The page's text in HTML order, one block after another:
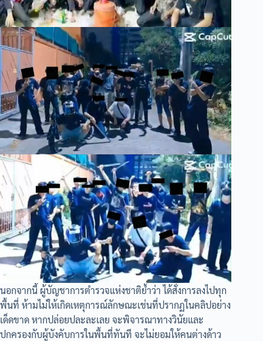
นอกจากนี้ ผู้บัญชาการตำรวจแห่งชาติย้ำว่า ได้สั่งการลงไปทุก
พื้นที่ ห้ามไม่ให้เกิดเหตุการณ์ลักษณะเช่นที่ปรากฏในคลิปอย่าง
เด็ดขาด หากปล่อยปละละเลย จะพิจารณาทางวินัยและ
ปกครองกับผู้บังคับการในพื้นที่ทันที จะไม่ยอมให้คนต่างด้าว